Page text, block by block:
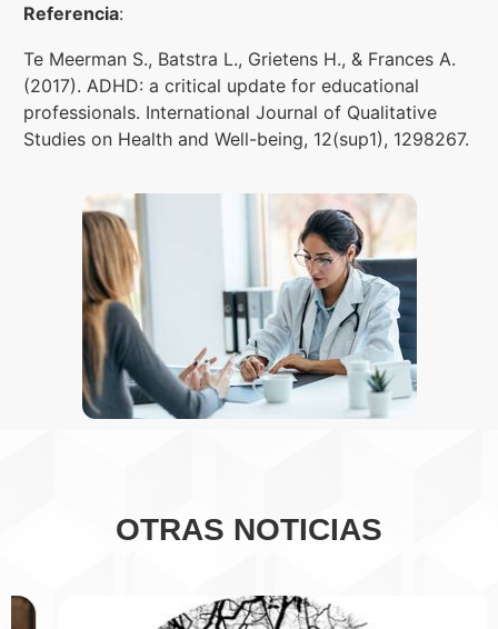
Referencia:
Te Meerman S., Batstra L., Grietens H., & Frances A.
(2017). ADHD: a critical update for educational
professionals. International Journal of Qualitative
Studies on Health and Well-being, 12(sup1), 1298267.
OTRAS NOTICIAS